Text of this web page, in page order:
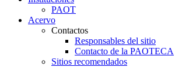
PAOT
Acervo
Contactos
Responsables del sitio
Contacto de la PAOTECA
Sitios recomendados